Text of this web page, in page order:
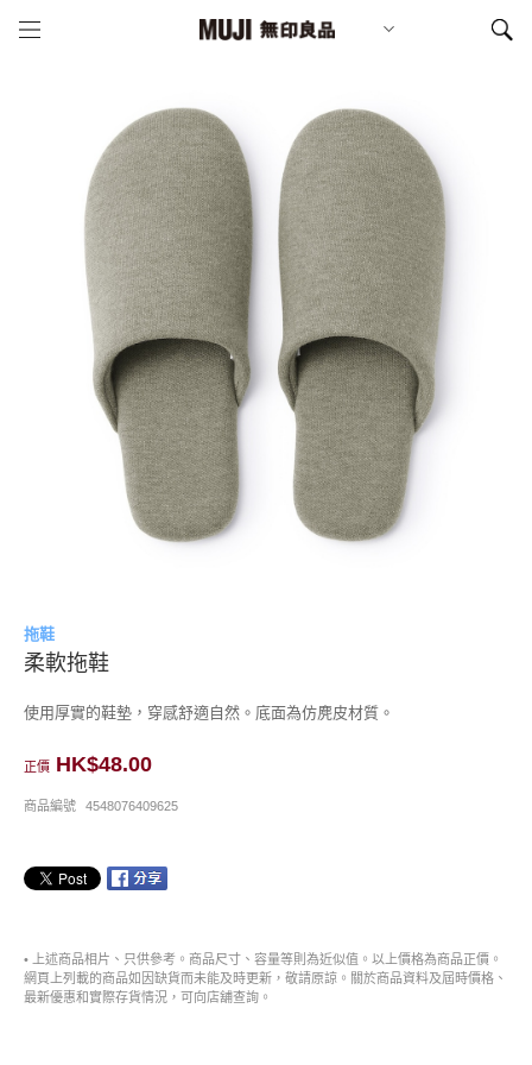
拖鞋
柔軟拖鞋
使用厚實的鞋墊，穿感舒適自然。底面為仿麂皮材質。
正價 HK$48.00
商品編號 4548076409625
• 上述商品相片、只供參考。商品尺寸、容量等則為近似值。以上價格為商品正價。
網頁上列載的商品如因缺貨而未能及時更新，敬請原諒。關於商品資料及屆時價格、
最新優惠和實際存貨情況，可向店舖查詢。